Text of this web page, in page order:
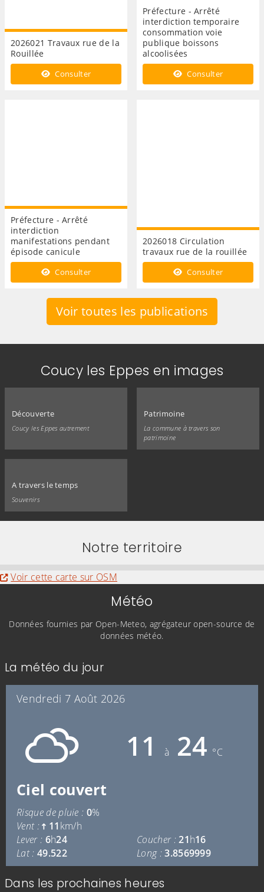
2026021 Travaux rue de la
Rouillée
Consulter
Préfecture - Arrêté
interdiction temporaire
consommation voie
publique boissons
alcoolisées
Consulter
Préfecture - Arrêté
interdiction
manifestations pendant
épisode canicule
Consulter
2026018 Circulation
travaux rue de la rouillée
Consulter
Voir toutes les publications
Coucy les Eppes en images
Découverte
Coucy les Eppes autrement
Patrimoine
La commune à travers son
patrimoine
A travers le temps
Souvenirs
Notre territoire
Evitez la carte interactive ci-après et aller au
Voir cette carte sur OSM
Météo
Données fournies par Open-Meteo, agrégateur open-source de
données météo.
La météo du jour
Vendredi 7 Août 2026
11 à 24 °C
Ciel couvert
Risque de pluie : 0%
Vent : 11 km/h
Lever : 6h24 Coucher :21h16
Lat : 49.522 Long :3.8569999
Dans les prochaines heures